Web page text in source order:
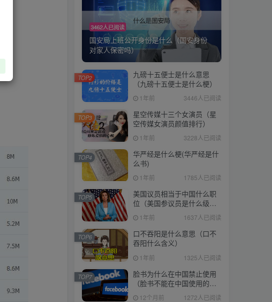
3462人已阅读
国安局上班公开身份是什么（国安身份
对家人保密吗）
九磅十五便士是什么意思
（九磅十五便士是什么梗）
1年前 3446人已阅读
TOP2
星空传媒十三个女演员（星
空传媒女演员颜值排行）
1年前 3228人已阅读
TOP3
华严经是什么梗(华严经是什
么书)
1年前 1785人已阅读
TOP4
美国议员相当于中国什么职
位（美国参议员是什么级
别）1年前 1637人已阅读
TOP5
口不吞阳是什么意思（口不
吞阳什么含义）
1年前 1325人已阅读
TOP6
脸书为什么在中国禁止使用
（脸书不能在中国使用的原
12个月前 1272人已阅读
TOP7
3462人已阅读
国安局上班公开身份是什么（国安身份
对家人保密吗）
九磅十五便士是什么意思
（九磅十五便士是什么梗）
1年前 3446人已阅读
TOP2
星空传媒十三个女演员（星
空传媒女演员颜值排行）
1年前 3228人已阅读
TOP3
华严经是什么梗(华严经是什
么书)
1年前 1785人已阅读
TOP4
美国议员相当于中国什么职
位（美国参议员是什么级
1年前 1637人已阅读
TOP5
口不吞阳是什么意思（口不
吞阳什么含义）
1年前 1325人已阅读
TOP6
脸书为什么在中国禁止使用
（脸书不能在中国使用的原
因）12个月前 1272人已阅读
TOP7